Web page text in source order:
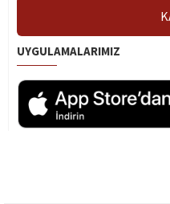
UYGULAMALARIMIZ